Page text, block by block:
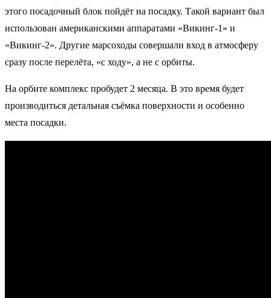
этого посадочный блок пойдёт на посадку. Такой вариант был
использован американскими аппаратами «Викинг-1» и
«Викинг-2». Другие марсоходы совершали вход в атмосферу
сразу после перелёта, «с ходу», а не с орбиты.
На орбите комплекс пробудет 2 месяца. В это время будет
производиться детальная съёмка поверхности и особенно
места посадки.